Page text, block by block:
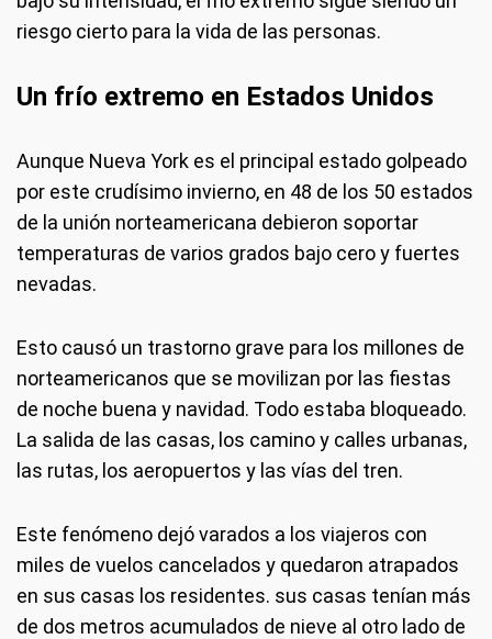
riesgo cierto para la vida de las personas.
Un frío extremo en Estados Unidos
Aunque Nueva York es el principal estado golpeado
por este crudísimo invierno, en 48 de los 50 estados
de la unión norteamericana debieron soportar
temperaturas de varios grados bajo cero y fuertes
nevadas.
Esto causó un trastorno grave para los millones de
norteamericanos que se movilizan por las fiestas
de noche buena y navidad. Todo estaba bloqueado.
La salida de las casas, los camino y calles urbanas,
las rutas, los aeropuertos y las vías del tren.
Este fenómeno dejó varados a los viajeros con
miles de vuelos cancelados y quedaron atrapados
en sus casas los residentes. sus casas tenían más
de dos metros acumulados de nieve al otro lado de